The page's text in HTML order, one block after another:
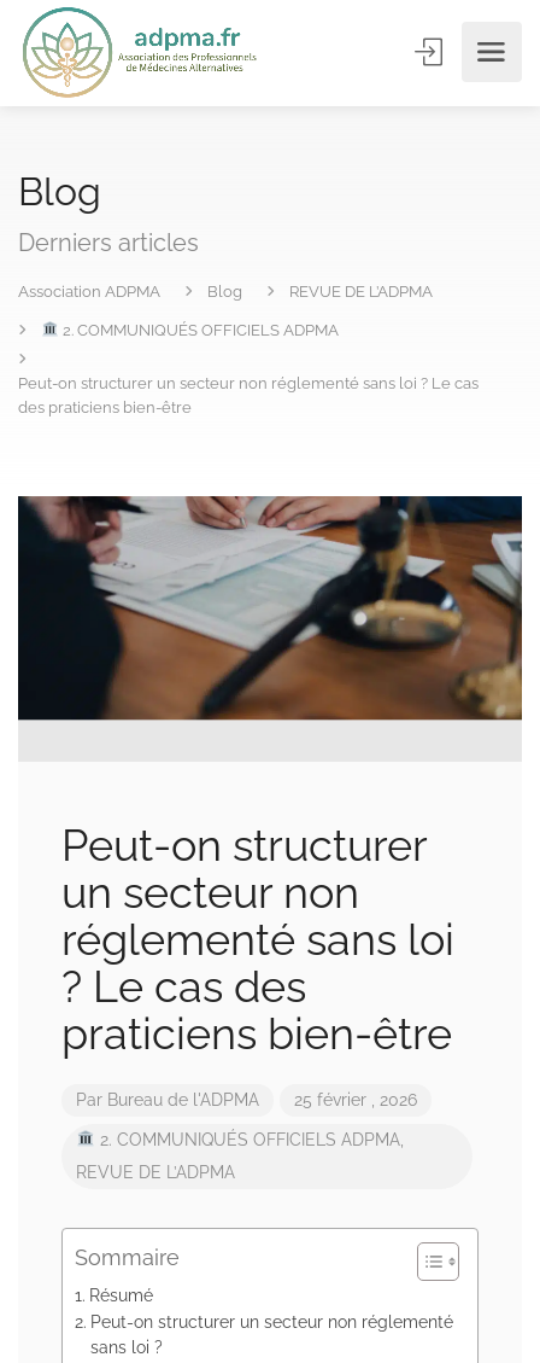
Blog
Derniers articles
Association ADPMA Blog REVUE DE L’ADPMA
2. COMMUNIQUÉS OFFICIELS ADPMA
Peut-on structurer un secteur non réglementé sans loi ? Le cas
des praticiens bien-être
Peut-on structurer
un secteur non
réglementé sans loi
? Le cas des
praticiens bien-être
Par Bureau de l'ADPMA 25 février , 2026
2. COMMUNIQUÉS OFFICIELS ADPMA,
REVUE DE L’ADPMA
Sommaire
Résumé
Peut-on structurer un secteur non réglementé
sans loi ?